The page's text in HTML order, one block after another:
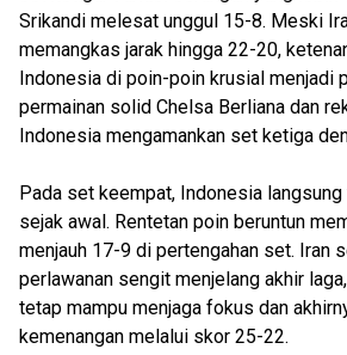
Srikandi melesat unggul 15-8. Meski
memangkas jarak hingga 22-20,
Indonesia di poin-poin krusial menjadi
permainan solid Chelsa Berliana dan
Indonesia mengamankan set ketiga
Pada set keempat, Indonesia
sejak awal. Rentetan poin beruntun
menjauh 17-9 di pertengahan set. Iran
perlawanan sengit menjelang akhir
tetap mampu menjaga fokus dan
kemenangan melalui skor 25-22.